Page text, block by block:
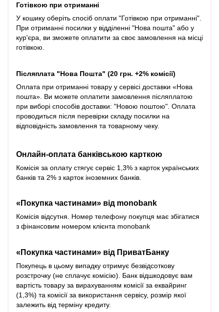
Готівкою при отриманні
У кошику оберіть спосіб оплати "Готівкою при отриманні".
При отриманні посилки у відділенні "Нова пошта" або у
кур'єра, ви зможете оплатити за своє замовлення на місці
готівкою.
Післяплата "Нова Пошта" (20 грн. +2% комісії)
Оплата при отриманні товару у сервісі доставки «Нова
пошта». Ви можете оплатити замовлення післяплатою
при виборі способів доставки: "Новою поштою". Оплата
проводиться після перевірки складу посилки на
відповідність замовлення та товарному чеку.
Онлайн-оплата банківською карткою
Комісія за оплату стягує сервіс 1,3% з карток українських
банків та 2% з карток іноземних банків.
«Покупка частинами» від monobank
Комісія відсутня. Номер телефону покупця має збігатися
з фінансовим номером клієнта monobank
«Покупка частинами» від ПриватБанку
Покупець в цьому випадку отримує безвідсоткову
розстрочку (не сплачує комісію). Банк відшкодовує вам
вартість товару за вирахуванням комісії за еквайринг
(1,3%) та комісії за використання сервісу, розмір якої
залежить від терміну кредиту.